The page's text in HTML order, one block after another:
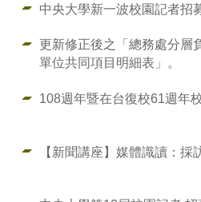
中央大學新一波校園記者招
更新修正後之「總務處分層
單位共同項目明細表」。
108週年暨在台復校61週年
【新聞講座】媒體識讀：採